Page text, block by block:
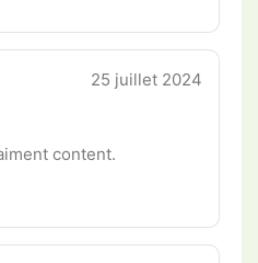
25 juillet 2024
content.